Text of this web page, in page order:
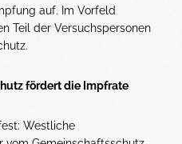
auf. Im Vorfeld
Teil der Versuchspersonen
fördert die Impfrate
Westliche